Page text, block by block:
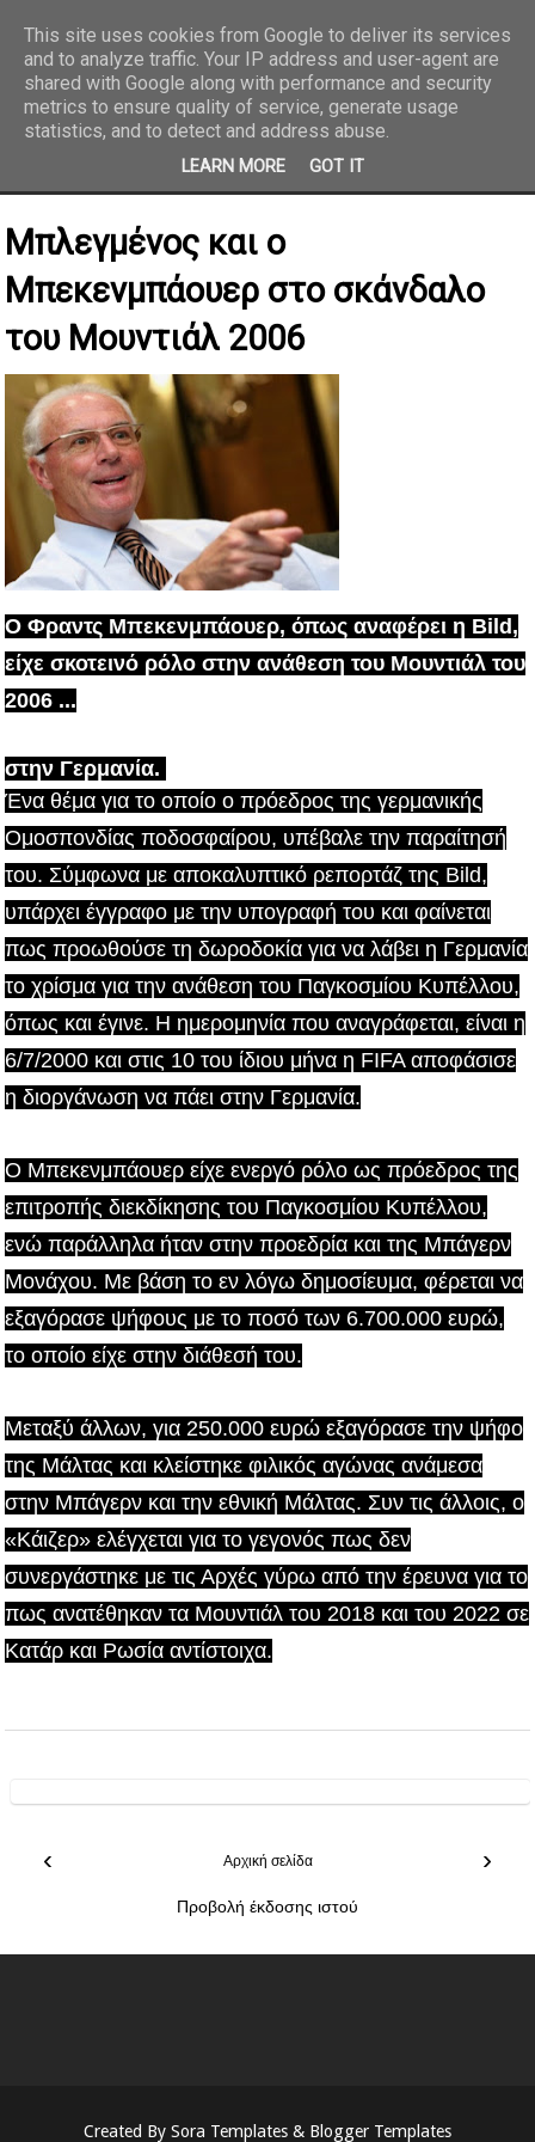
REPORTAZ NET
Μπλεγμένος και ο
Μπεκενμπάουερ στο σκάνδαλο
του Μουντιάλ 2006
Ο Φραντς Μπεκενμπάουερ, όπως αναφέρει η Bild,
είχε σκοτεινό ρόλο στην ανάθεση του Μουντιάλ του
2006 ...
στην Γερμανία.
Ένα θέμα για το οποίο ο πρόεδρος της γερμανικής
Ομοσπονδίας ποδοσφαίρου, υπέβαλε την παραίτησή
του. Σύμφωνα με αποκαλυπτικό ρεπορτάζ της Bild,
υπάρχει έγγραφο με την υπογραφή του και φαίνεται
πως προωθούσε τη δωροδοκία για να λάβει η Γερμανία
το χρίσμα για την ανάθεση του Παγκοσμίου Κυπέλλου,
όπως και έγινε. Η ημερομηνία που αναγράφεται, είναι η
6/7/2000 και στις 10 του ίδιου μήνα η FIFA αποφάσισε
η διοργάνωση να πάει στην Γερμανία.
Ο Μπεκενμπάουερ είχε ενεργό ρόλο ως πρόεδρος της
επιτροπής διεκδίκησης του Παγκοσμίου Κυπέλλου,
ενώ παράλληλα ήταν στην προεδρία και της Μπάγερν
Μονάχου. Με βάση το εν λόγω δημοσίευμα, φέρεται να
εξαγόρασε ψήφους με το ποσό των 6.700.000 ευρώ,
το οποίο είχε στην διάθεσή του.
Μεταξύ άλλων, για 250.000 ευρώ εξαγόρασε την ψήφο
της Μάλτας και κλείστηκε φιλικός αγώνας ανάμεσα
στην Μπάγερν και την εθνική Μάλτας. Συν τις άλλοις, ο
«Κάιζερ» ελέγχεται για το γεγονός πως δεν
συνεργάστηκε με τις Αρχές γύρω από την έρευνα για το
πως ανατέθηκαν τα Μουντιάλ του 2018 και του 2022 σε
Κατάρ και Ρωσία αντίστοιχα.
‹ ›
Αρχική σελίδα
Προβολή έκδοσης ιστού
Created By Sora Templates & Blogger Templates
This site uses cookies from Google to deliver its services
and to analyze traffic. Your IP address and user-agent are
shared with Google along with performance and security
metrics to ensure quality of service, generate usage
statistics, and to detect and address abuse.
LEARN MORE GOT IT